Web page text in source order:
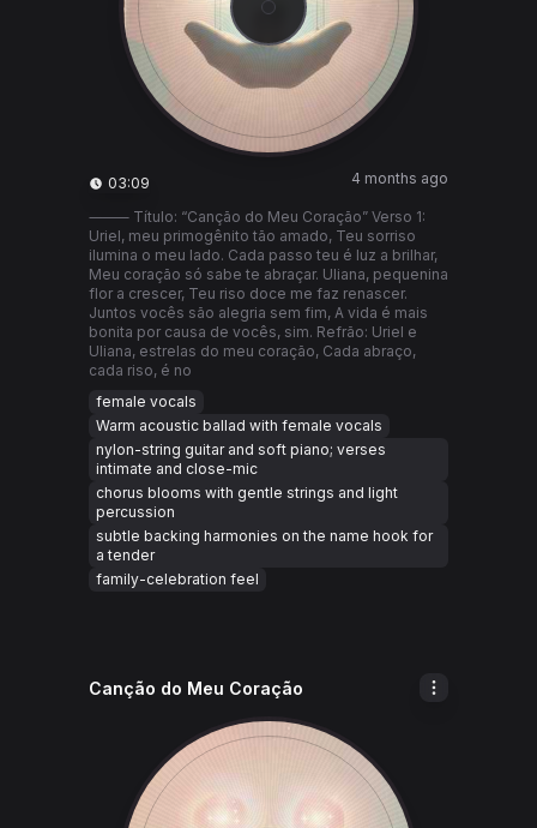
03:09 4 months ago
⸻ Título: “Canção do Meu Coração” Verso 1:
Uriel, meu primogênito tão amado, Teu sorriso
ilumina o meu lado. Cada passo teu é luz a brilhar,
Meu coração só sabe te abraçar. Uliana, pequenina
flor a crescer, Teu riso doce me faz renascer.
Juntos vocês são alegria sem fim, A vida é mais
bonita por causa de vocês, sim. Refrão: Uriel e
Uliana, estrelas do meu coração, Cada abraço,
cada riso, é no
female vocals
Warm acoustic ballad with female vocals
nylon-string guitar and soft piano; verses
intimate and close-mic
chorus blooms with gentle strings and light
percussion
subtle backing harmonies on the name hook for
a tender
family-celebration feel
Canção do Meu Coração